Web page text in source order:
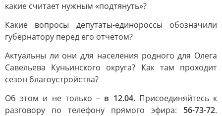
какие считает нужным «подтянуть»?
Какие вопросы депутаты-единороссы обозначили
губернатору перед его отчетом?
Актуальны ли они для населения родного для Олега
Савельева Куньинского округа? Как там проходит
сезон благоустройства?
Об этом и не только – в 12.04. Присоединяйтесь к
разговору по телефону прямого эфира: 56-73-72.